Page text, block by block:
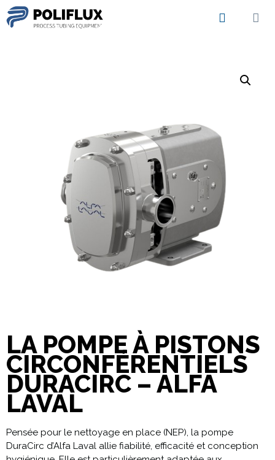
LA POMPE À PISTONS
CIRCONFÉRENTIELS
DURACIRC – ALFA
LAVAL
Pensée pour le nettoyage en place (NEP), la pompe
DuraCirc d’Alfa Laval allie fiabilité, efficacité et conception